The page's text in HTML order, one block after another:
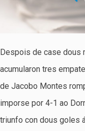
Despois de case dous
acumularon tres
de Jacobo Montes
imporse por 4-1 ao
triunfo con dous goles